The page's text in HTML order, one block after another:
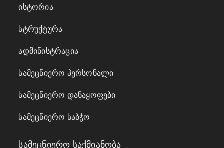
ისტორია
სტრუქტურა
ადმინისტრაცია
სამეცნიერო პერსონალი
სამეცნიერო დანაყოფები
სამეცნიერო საბჭო
სამეცნიერო საქმიანობა